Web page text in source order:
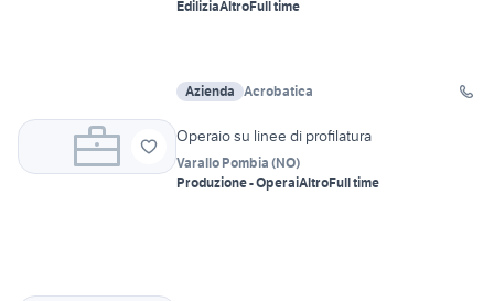
EdiliziaAltroFull time
Azienda Acrobatica
Operaio su linee di profilatura
Varallo Pombia (NO)
Produzione - OperaiAltroFull time